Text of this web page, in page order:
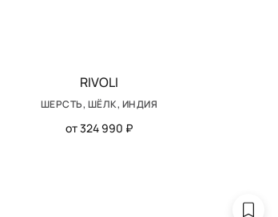
RIVOLI
ШЕРСТЬ, ШЁЛК, ИНДИЯ
от 324 990 ₽